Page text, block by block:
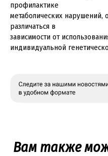
профилактике
метаболических нарушений,
различаться в
зависимости от
индивидуальной
Вам также